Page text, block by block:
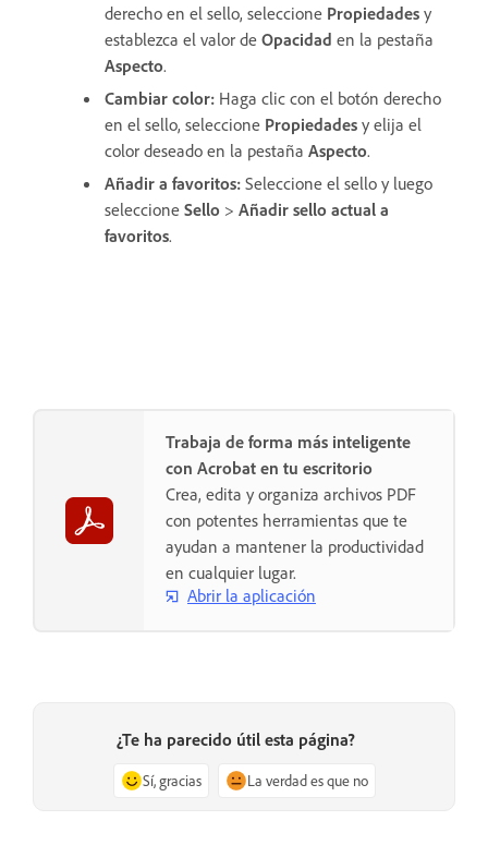
derecho en el sello, seleccione Propiedades y
establezca el valor de Opacidad en la pestaña
Aspecto.
Cambiar color: Haga clic con el botón derecho
en el sello, seleccione Propiedades y elija el
color deseado en la pestaña Aspecto.
Añadir a favoritos: Seleccione el sello y luego
seleccione Sello > Añadir sello actual a
favoritos.
Trabaja de forma más inteligente
con Acrobat en tu escritorio
Crea, edita y organiza archivos PDF
con potentes herramientas que te
ayudan a mantener la productividad
en cualquier lugar.
Abrir la aplicación
¿Te ha parecido útil esta página?
Sí, gracias La verdad es que no